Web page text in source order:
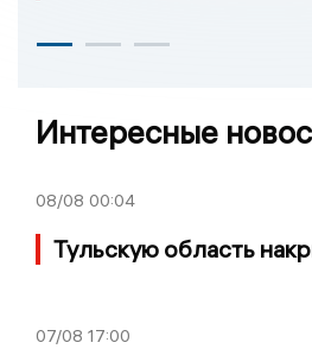
Интересные
08/08 00:04
Тульскую область
07/08 17:00